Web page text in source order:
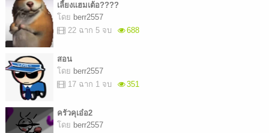
เลี้ยงแฮมเต้อ????
โดย berr2557
22 ฉาก 5 จบ
688
สอน
โดย berr2557
17 ฉาก 1 จบ
351
ครัวคุเอ๋อ2
โดย berr2557